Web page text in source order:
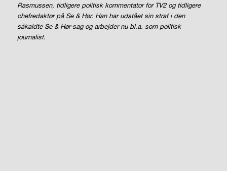
Rasmussen, tidligere politisk kommentator for TV2 og tidligere
chefredaktør på Se & Hør. Han har udstået sin straf i den
såkaldte Se & Hør-sag og arbejder nu bl.a. som politisk
journalist.